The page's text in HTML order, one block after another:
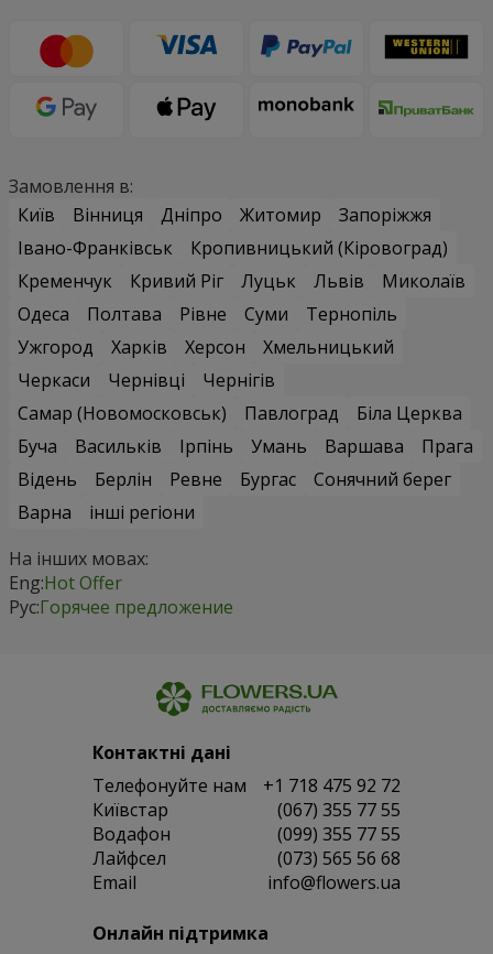
Замовлення в:
Київ
Вінниця Дніпро Житомир
Запоріжжя
Івано-Франківськ
Кропивницький (Кіровоград)
Кременчук
Кривий Ріг Луцьк Львів
Миколаїв
Одеса
Полтава Рівне Суми
Тернопіль
Ужгород
Харків Херсон
Хмельницький
Черкаси
Чернівці
Чернігів
Самар (Новомосковськ)
Павлоград
Біла Церква
Буча
Васильків Ірпінь Умань Варшава
Прага
Відень
Берлін Ревне Бургас
Сонячний берег
Варна
інші регіони
На інших мовах:
Eng:Hot Offer
Рус:Горячее предложение
Контактні дані
Телефонуйте нам
+1 718 475 92 72
Київстар
(067) 355 77 55
Водафон
(099) 355 77 55
Лайфсел
(073) 565 56 68
Email
info@flowers.ua
Онлайн підтримка